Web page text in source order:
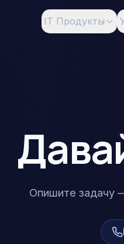
IT Продукты
Опишите задачу